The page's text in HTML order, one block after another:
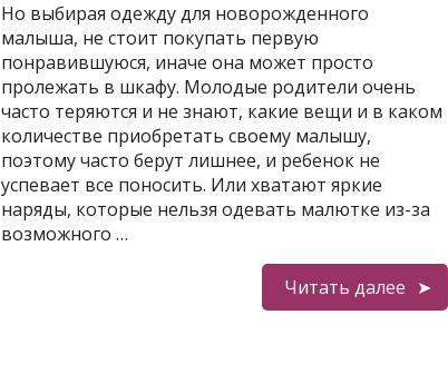
Но выбирая одежду для новорожденного
малыша, не стоит покупать первую
понравившуюся, иначе она может просто
пролежать в шкафу. Молодые родители очень
часто теряются и не знают, какие вещи и в каком
количестве приобретать своему малышу,
поэтому часто берут лишнее, и ребенок не
успевает все поносить. Или хватают яркие
наряды, которые нельзя одевать малютке из-за
возможного …
Читать далее